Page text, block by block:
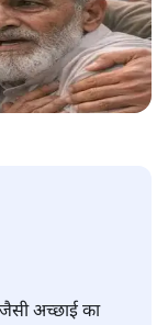
अच्छाई का